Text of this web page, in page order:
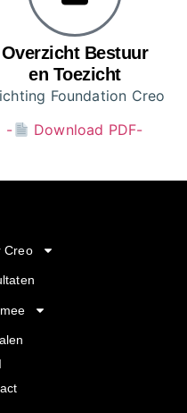
Overzicht Bestuur
en Toezicht
Foundation Creo
-
Download PDF-
Creo